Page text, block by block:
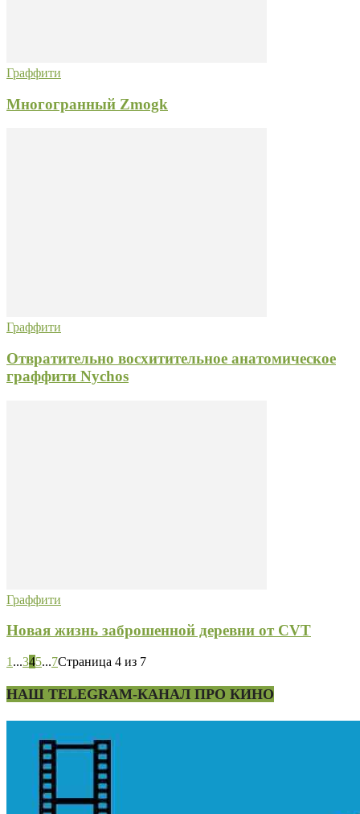
Граффити
Многогранный Zmogk
Граффити
Отвратительно восхитительное анатомическое
граффити Nychos
Граффити
Новая жизнь заброшенной деревни от CVT
1 ...345...7Страница 4 из 7
НАШ TELEGRAM-КАНАЛ ПРО КИНО